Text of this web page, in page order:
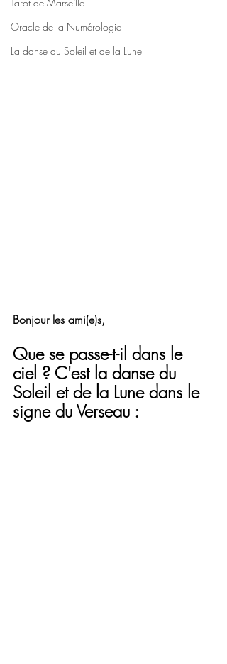
Oracle de la Numérologie
La danse du Soleil et de la Lune
Bonjour les ami(e)s,
Que se passe-t-il dans le
ciel ? C'est la danse du
Soleil et de la Lune dans le
signe du Verseau :